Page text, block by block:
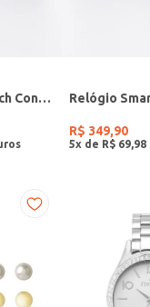
Relógio Smartwatch Condor PRETO
R$ 349,90
5x de R$ 69 98